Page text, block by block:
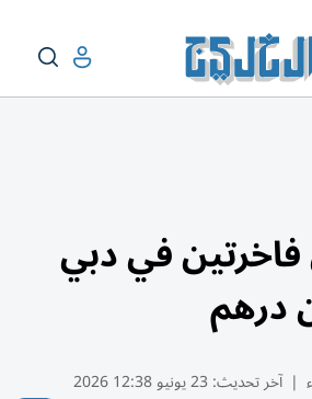
في دبي
| آخر تحديث: 23 يونيو 12:38 2026